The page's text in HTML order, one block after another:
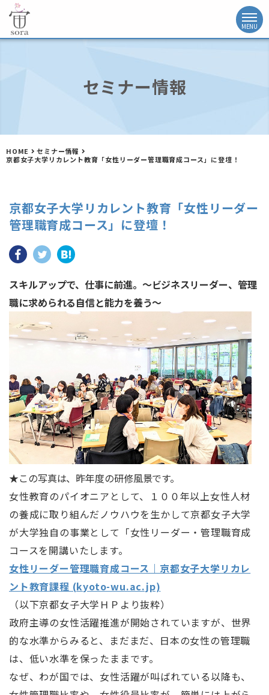
セミナー情報
HOME
セミナー情報
京都女子大学リカレント教育「女性リーダー管理職育成コース」に登壇！
京都女子大学リカレント教育「女性リーダー
管理職育成コース」に登壇！
スキルアップで、仕事に前進。 ～ビジネスリーダー、管理
職に求められる自信と能力を養う～
★この写真は、昨年度の研修風景です。
女性教育のパイオニアとして、１００年以上女性人材
の養成に取り組んだノウハウを生かして京都女子大学
が大学独自の事業として「女性リーダー・管理職育成
コースを開講いたします。
女性リーダー管理職育成コース｜京都女子大学リカレ
ント教育課程 (kyoto-wu.ac.jp)
（以下京都女子大学ＨＰより抜粋）
政府主導の女性活躍推進が開始されていますが、世界
的な水準からみると、まだまだ、日本の女性の管理職
は、低い水準を保ったままです。
なぜ、わが国では、女性活躍が叫ばれている以降も、